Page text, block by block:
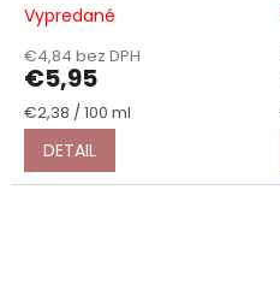
Vypredané
€4,84 bez DPH
€5,95
Jednotková
cena:
€2,38 / 100 ml
DETAIL